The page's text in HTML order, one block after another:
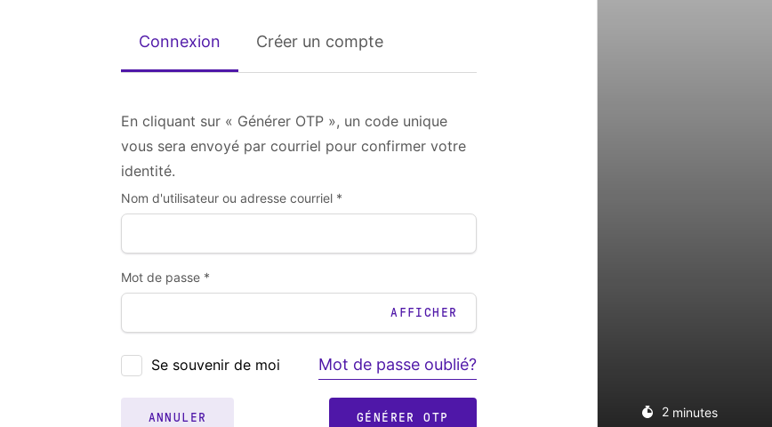
Connexion Créer un compte
En cliquant sur « Générer OTP », un code unique
vous sera envoyé par courriel pour confirmer votre
identité.
Nom d'utilisateur ou adresse courriel *
Mot de passe *
AFFICHER
Se souvenir de moi Mot de passe oublié?
ANNULER GÉNÉRER OTP 2 minutes